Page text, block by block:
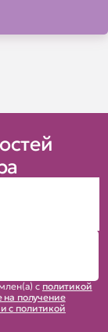
с политикой
на получение
с политикой